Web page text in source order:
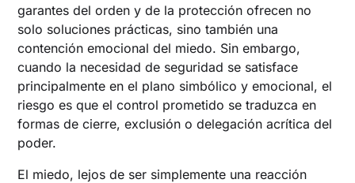
garantes del orden y de la protección ofrecen no
solo soluciones prácticas, sino también una
contención emocional del miedo. Sin embargo,
cuando la necesidad de seguridad se satisface
principalmente en el plano simbólico y emocional, el
riesgo es que el control prometido se traduzca en
formas de cierre, exclusión o delegación acrítica del
poder.
El miedo, lejos de ser simplemente una reacción